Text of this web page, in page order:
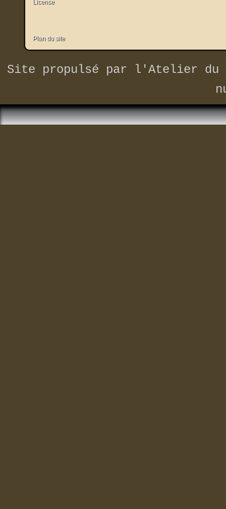
Plan du site
Site propulsé par
l'Atelier du